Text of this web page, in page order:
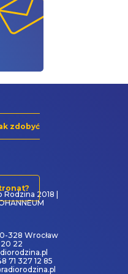
zdobyć
2018 |
328 Wrocław
22
71 327 12 85